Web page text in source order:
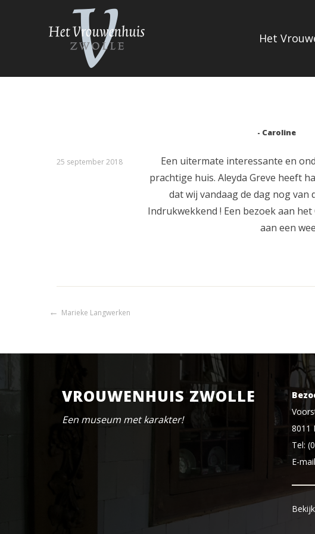
VROUWENHUIS ZWOLLE
Het
Caroline
25 september 2018
Een uitermate interessante en
prachtige huis. Aleyda Greve heeft
dat wij vandaag de dag nog
Indrukwekkend ! Een bezoek aan
aan een
Bericht
Marieke Langwerken
VROUWENHUIS ZWOLLE
Een museum met karakter!
8011
Tel:
E-
Bekijk